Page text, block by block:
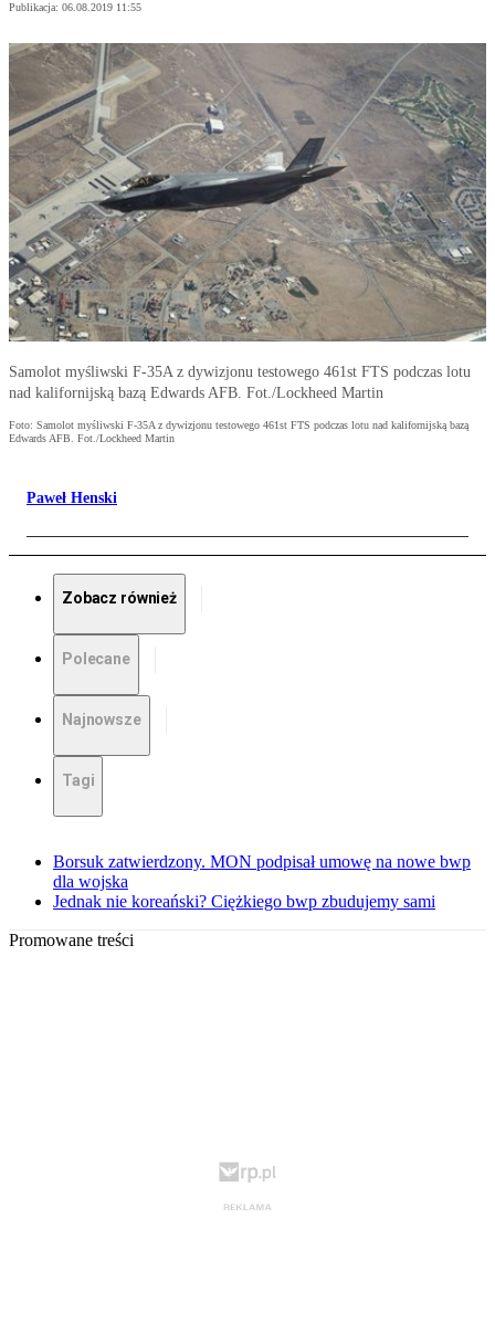
Publikacja: 06.08.2019 11:55
Samolot myśliwski F-35A z dywizjonu testowego 461st FTS podczas lotu
nad kalifornijską bazą Edwards AFB. Fot./Lockheed Martin
Foto: Samolot myśliwski F-35A z dywizjonu testowego 461st FTS podczas lotu nad kalifornijską bazą
Edwards AFB. Fot./Lockheed Martin
Paweł Henski
Zobacz również
Polecane
Najnowsze
Tagi
Borsuk zatwierdzony. MON podpisał umowę na nowe bwp
dla wojska
Jednak nie koreański? Ciężkiego bwp zbudujemy sami
Promowane treści